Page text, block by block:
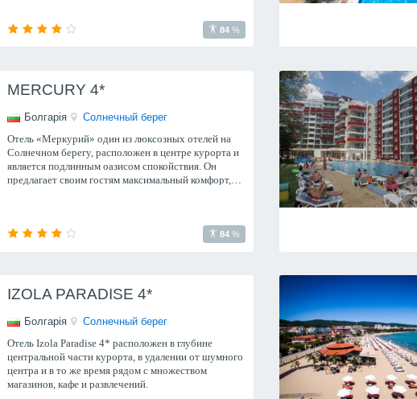
84 %
MERCURY 4*
Болгарія
Солнечный берег
Отель «Меркурий» один из люксозных отелей на
Солнечном берегу, расположен в центре курорта и
является подлинным оазисом спокойствия. Он
предлагает своим гостям максимальный комфорт,
84 %
IZOLA PARADISE 4*
Болгарія
Солнечный берег
Отель Izola Paradise 4* расположен в глубине
центральной части курорта, в удалении от шумного
центра и в то же время рядом с множеством
магазинов, кафе и развлечений.